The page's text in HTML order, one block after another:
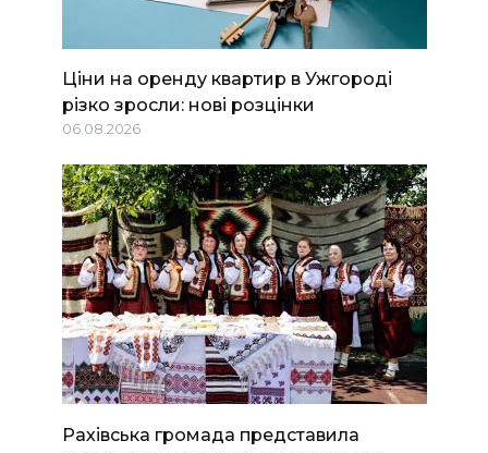
Ціни на оренду квартир в Ужгороді
різко зросли: нові розцінки
06.08.2026
Рахівська громада представила